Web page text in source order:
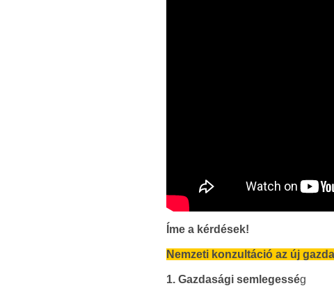
Íme a kérdések!
Nemzeti konzultáció az új
1. Gazdasági semlegesség